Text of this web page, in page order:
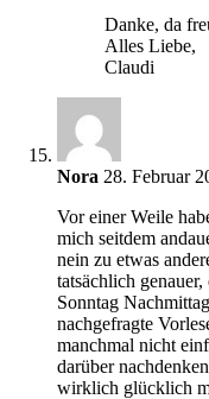
Danke, da
Alles Liebe,
Claudi
Nora 28. Februar
Vor einer Weile
mich seitdem
nein zu etwas
tatsächlich
Sonntag
nachgefragte
manchmal nicht
darüber
wirklich glücklich